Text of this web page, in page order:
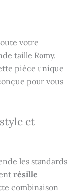
votre
taille Romy.
pièce unique
pour vous
et
les standards
résille
combinaison